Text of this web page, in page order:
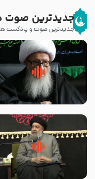
جدیدترین صوت
جدیدترین صوت و پادکست
زوّار اربعین امام حسین (علیه
السلام) با این اشتیاق به زیارت
لقب حضرت رقیه سلام الله
چه معناست – حجت الاسلام علوی